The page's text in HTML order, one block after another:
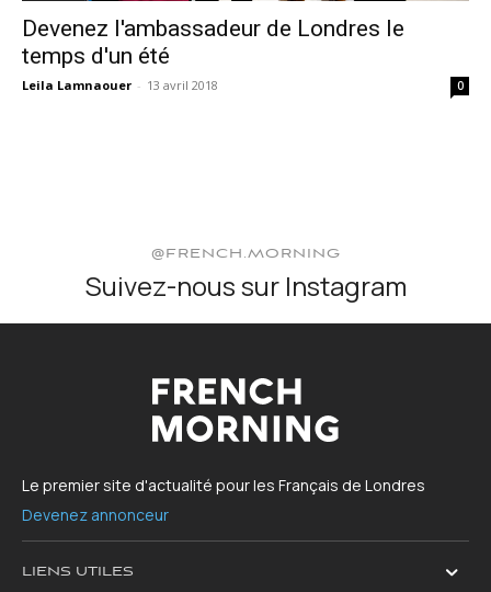
Devenez l'ambassadeur de Londres le
temps d'un été
Leila Lamnaouer - 13 avril 2018 0
@FRENCH.MORNING
Suivez-nous sur Instagram
Le premier site d'actualité pour les Français de Londres
Devenez annonceur
LIENS UTILES